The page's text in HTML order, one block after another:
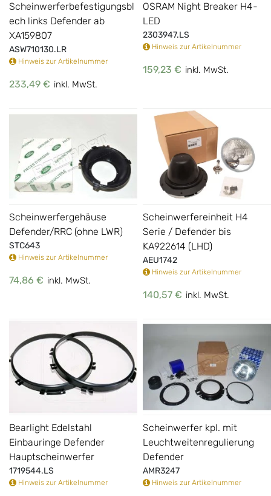
Scheinwerferbefestigungsbl
ech links Defender ab
XA159807
ASW710130.LR
Hinweis zur Artikelnummer
233,49 € inkl. MwSt.
OSRAM Night Breaker H4-
LED
2303947.LS
Hinweis zur Artikelnummer
159,23 € inkl. MwSt.
Scheinwerfergehäuse
Defender/RRC (ohne LWR)
STC643
Hinweis zur Artikelnummer
74,86 € inkl. MwSt.
Scheinwerfereinheit H4
Serie / Defender bis
KA922614 (LHD)
AEU1742
Hinweis zur Artikelnummer
140,57 € inkl. MwSt.
Bearlight Edelstahl
Einbauringe Defender
Hauptscheinwerfer
1719544.LS
Hinweis zur Artikelnummer
Scheinwerfer kpl. mit
Leuchtweitenregulierung
Defender
AMR3247
Hinweis zur Artikelnummer